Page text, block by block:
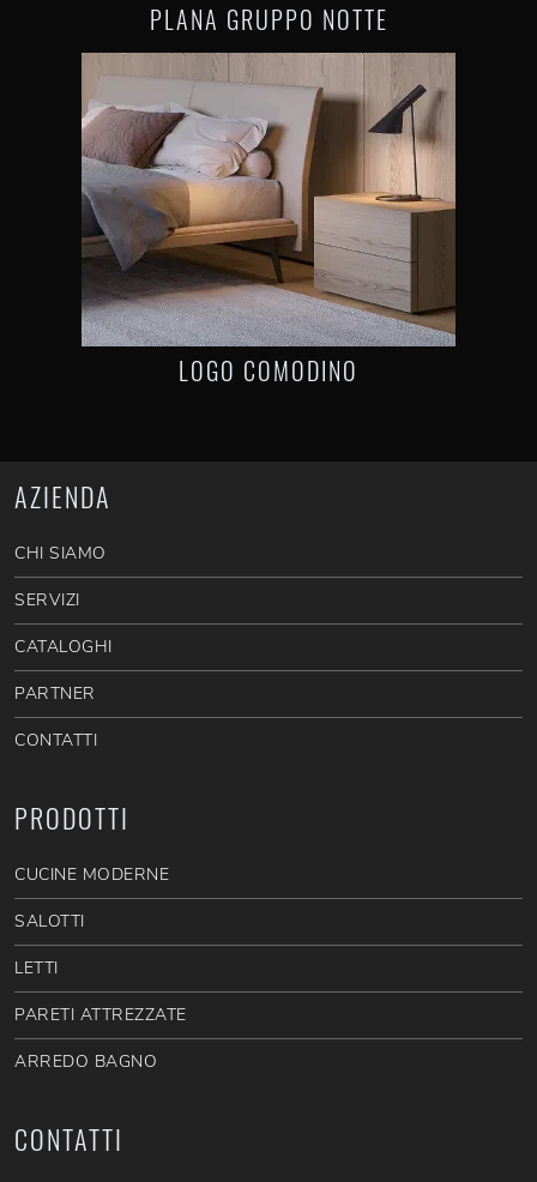
PLANA GRUPPO NOTTE
LOGO COMODINO
AZIENDA
CHI SIAMO
SERVIZI
CATALOGHI
PARTNER
CONTATTI
PRODOTTI
CUCINE MODERNE
SALOTTI
LETTI
PARETI ATTREZZATE
ARREDO BAGNO
CONTATTI